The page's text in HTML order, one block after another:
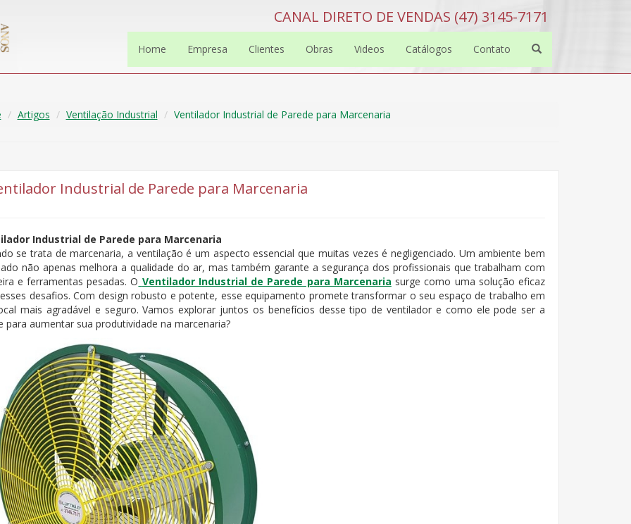
CANAL DIRETO DE VENDAS (47) 3145-7171
Home Empresa Clientes Obras Videos Catálogos Contato
Artigos Ventilação Industrial Ventilador Industrial de Parede para Marcenaria
Industrial de Parede para Marcenaria
Industrial de Parede para Marcenaria
se trata de marcenaria, a ventilação é um aspecto essencial que muitas vezes é negligenciado. Um ambiente bem
não apenas melhora a qualidade do ar, mas também garante a segurança dos profissionais que trabalham com
e ferramentas pesadas. O Ventilador Industrial de Parede para Marcenaria surge como uma solução eficaz
desafios. Com design robusto e potente, esse equipamento promete transformar o seu espaço de trabalho em
mais agradável e seguro. Vamos explorar juntos os benefícios desse tipo de ventilador e como ele pode ser a
para aumentar sua produtividade na marcenaria?